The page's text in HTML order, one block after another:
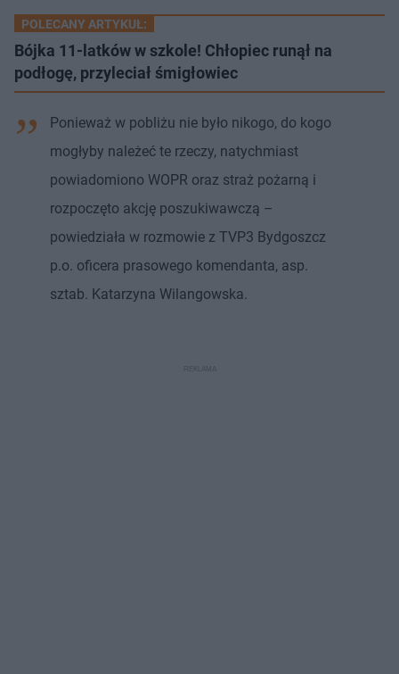
POLECANY ARTYKUŁ:
Bójka 11-latków w szkole! Chłopiec runął na
podłogę, przyleciał śmigłowiec
Ponieważ w pobliżu nie było nikogo, do kogo
mogłyby należeć te rzeczy, natychmiast
powiadomiono WOPR oraz straż pożarną i
rozpoczęto akcję poszukiwawczą –
powiedziała w rozmowie z TVP3 Bydgoszcz
p.o. oficera prasowego komendanta, asp.
sztab. Katarzyna Wilangowska.